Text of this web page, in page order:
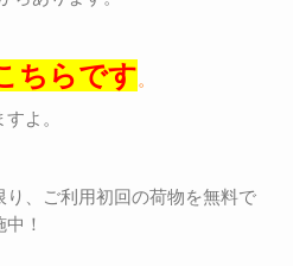
ちらです。
よ。
り、ご利用初回の荷物を無料で
！